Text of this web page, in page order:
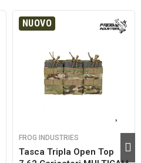
NUOVO
FROG INDUSTRIES
Tasca Tripla Open Top